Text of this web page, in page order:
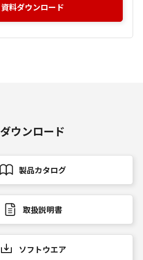
資料ダウンロード
ダウンロード
製品カタログ
取扱説明書
ソフトウエア